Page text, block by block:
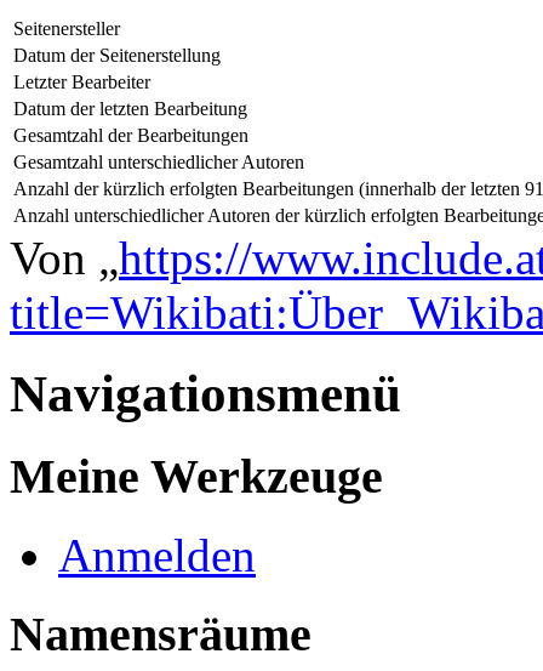
Seitenersteller
Datum der Seitenerstellung
Letzter Bearbeiter
Datum der letzten Bearbeitung
Gesamtzahl der Bearbeitungen
Gesamtzahl unterschiedlicher Autoren
Anzahl der kürzlich erfolgten Bearbeitungen (innerhalb der letzten
Anzahl unterschiedlicher Autoren der kürzlich erfolgten
Von „https://
Navigationsmenü
Meine Werkzeuge
Anmelden
Namensräume